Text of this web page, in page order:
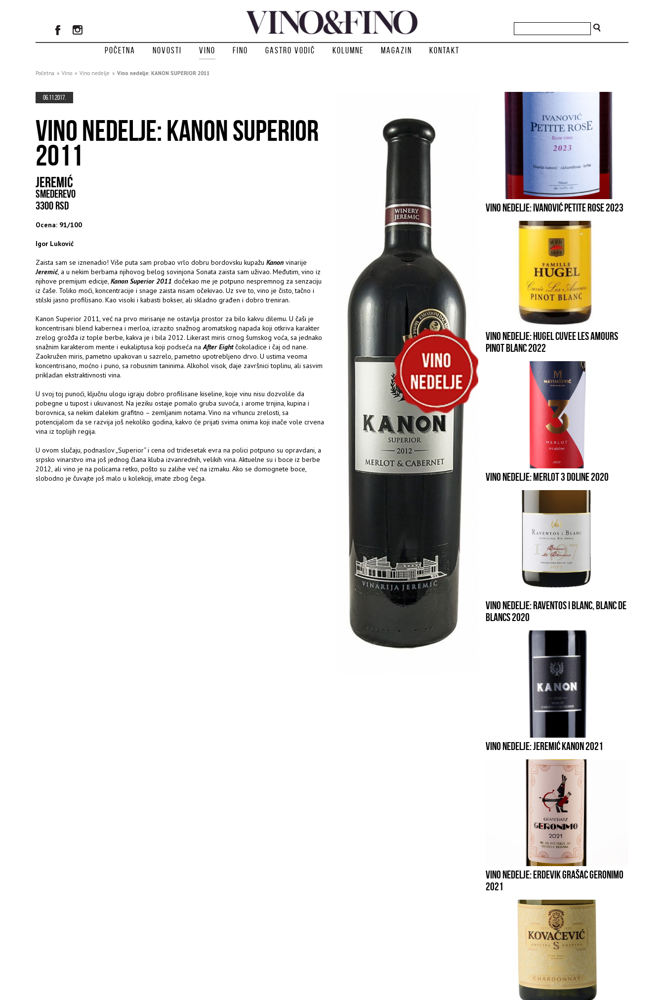
Početna Novosti Vino Fino Gastro vodič Kolumne Magazin Kontakt
Početna » Vino » Vino nedelje » Vino nedelje: KANON SUPERIOR 2011
06.11.2017.
VINO NEDELJE: KANON SUPERIOR
2011
JEREMIĆ
SMEDEREVO
3300 RSD
Ocena: 91/100
Igor Luković
Zaista sam se iznenadio! Više puta sam probao vrlo dobru bordovsku kupažu Kanon vinarije
Jeremić, a u nekim berbama njihovog belog sovinjona Sonata zaista sam uživao. Međutim, vino iz
njihove premijum edicije, Kanon Superior 2011 dočekao me je potpuno nespremnog za senzaciju
iz čaše. Toliko moći, koncentracije i snage zaista nisam očekivao. Uz sve to, vino je čisto, tačno i
stilski jasno profilisano. Kao visoki i kabasti bokser, ali skladno građen i dobro treniran.
Kanon Superior 2011, već na prvo mirisanje ne ostavlja prostor za bilo kakvu dilemu. U čaši je
koncentrisani blend kabernea i merloa, izrazito snažnog aromatskog napada koji otkriva karakter
zrelog grožđa iz tople berbe, kakva je i bila 2012. Likerast miris crnog šumskog voća, sa jednako
snažnim karakterom mente i eukaliptusa koji podseća naAfter Eightčokoladice i čaj od nane.
Zaokružen miris, pametno upakovan u sazrelo, pametno upotrebljeno drvo. U ustima veoma
koncentrisano, moćno i puno, sa robusnim taninima. Alkohol visok, daje završnici toplinu, ali sasvim
prikladan ekstraktivnosti vina.
U svoj toj punoći, ključnu ulogu igraju dobro profilisane kiseline, koje vinu nisu dozvolile da
pobegne u tupost i ukuvanost. Na jeziku ostaje pomalo gruba suvoća, i arome trnjina, kupina i
borovnica, sa nekim dalekim grafitno – zemljanim notama. Vino na vrhuncu zrelosti, sa
potencijalom da se razvija još nekoliko godina, kakvo će prijati svima onima koji inače vole crvena
vina iz toplijih regija.
U ovom slučaju, podnaslov „Superior“ i cena od tridesetak evra na polici potpuno su opravdani, a
srpsko vinarstvo ima još jednog člana kluba izvanrednih, velikih vina. Aktuelne su i boce iz berbe
2012, ali vino je na policama retko, pošto su zalihe već na izmaku. Ako se domognete boce,
slobodno je čuvajte još malo u kolekciji, imate zbog čega.
VINO NEDELJE: IVANOVIĆ PETITE ROSE 2023
VINO NEDELJE: HUGEL CUVEE LES AMOURS
PINOT BLANC 2022
VINO NEDELJE: MERLOT 3 DOLINE 2020
VINO NEDELJE: RAVENTOS I BLANC, BLANC DE
BLANCS 2020
VINO NEDELJE: JEREMIĆ KANON 2021
VINO NEDELJE: ERDEVIK GRAŠAC GERONIMO
2021